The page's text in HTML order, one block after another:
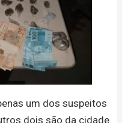
um dos suspeitos
dois são da cidade